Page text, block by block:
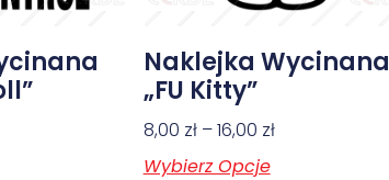
Naklejka Wycinana
„FU Kitty”
8,00 zł –16,00 zł
Wybierz Opcje